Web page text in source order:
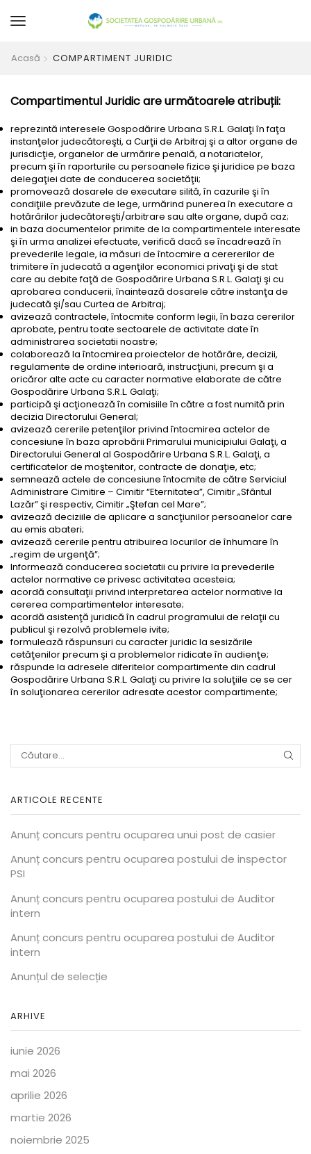
Acasă COMPARTIMENT JURIDIC
Compartimentul Juridic are următoarele atribuții:
reprezintă interesele Gospodărire Urbana S.R.L. Galaţi în faţa
instanţelor judecătoreşti, a Curţii de Arbitraj şi a altor organe de
jurisdicţie, organelor de urmărire penală, a notariatelor,
precum şi în raporturile cu persoanele fizice şi juridice pe baza
delegaţiei date de conducerea societăţii;
promovează dosarele de executare silită, în cazurile şi în
condiţiile prevăzute de lege, urmărind punerea în executare a
hotărârilor judecătoreşti/arbitrare sau alte organe, după caz;
in baza documentelor primite de la compartimentele interesate
şi în urma analizei efectuate, verifică dacă se încadrează în
prevederile legale, ia măsuri de întocmire a cerererilor de
trimitere în judecată a agenţilor economici privaţi şi de stat
care au debite faţă de Gospodărire Urbana S.R.L. Galaţi şi cu
aprobarea conducerii, înaintează dosarele către instanţa de
judecată şi/sau Curtea de Arbitraj;
avizează contractele, întocmite conform legii, în baza cererilor
aprobate, pentru toate sectoarele de activitate date în
administrarea societatii noastre;
colaborează la întocmirea proiectelor de hotărâre, decizii,
regulamente de ordine interioară, instrucţiuni, precum şi a
oricăror alte acte cu caracter normative elaborate de către
Gospodărire Urbana S.R.L. Galaţi;
participă şi acţionează în comisiile în către a fost numită prin
decizia Directorului General;
avizează cererile petenţilor privind întocmirea actelor de
concesiune în baza aprobării Primarului municipiului Galaţi, a
Directorului General al Gospodărire Urbana S.R.L. Galaţi, a
certificatelor de moştenitor, contracte de donaţie, etc;
semnează actele de concesiune întocmite de către Serviciul
Administrare Cimitire – Cimitir “Eternitatea”, Cimitir „Sfântul
Lazăr” şi respectiv, Cimitir „Ştefan cel Mare”;
avizează deciziile de aplicare a sancţiunilor persoanelor care
au emis abateri;
avizează cererile pentru atribuirea locurilor de înhumare în
„regim de urgenţă”;
Informează conducerea societatii cu privire la prevederile
actelor normative ce privesc activitatea acesteia;
acordă consultaţii privind interpretarea actelor normative la
cererea compartimentelor interesate;
acordă asistenţă juridică în cadrul programului de relaţii cu
publicul şi rezolvă problemele ivite;
formulează răspunsuri cu caracter juridic la sesizările
cetăţenilor precum şi a problemelor ridicate în audienţe;
răspunde la adresele diferitelor compartimente din cadrul
Gospodărire Urbana S.R.L. Galaţi cu privire la soluţiile ce se cer
în soluţionarea cererilor adresate acestor compartimente;
ARTICOLE RECENTE
Anunț concurs pentru ocuparea unui post de casier
Anunț concurs pentru ocuparea postului de inspector
PSI
Anunț concurs pentru ocuparea postului de Auditor
intern
Anunț concurs pentru ocuparea postului de Auditor
intern
Anunțul de selecție
ARHIVE
iunie 2026
mai 2026
aprilie 2026
martie 2026
noiembrie 2025